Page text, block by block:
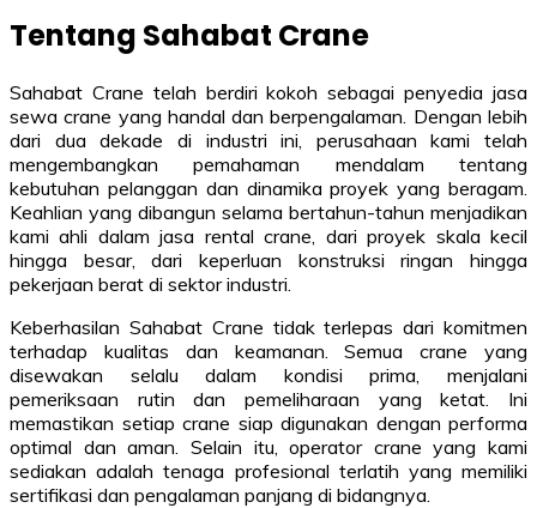
Tentang Sahabat Crane
Sahabat Crane telah berdiri kokoh sebagai penyedia jasa
sewa crane yang handal dan berpengalaman. Dengan lebih
dari dua dekade di industri ini, perusahaan kami telah
mengembangkan pemahaman mendalam tentang
kebutuhan pelanggan dan dinamika proyek yang beragam.
Keahlian yang dibangun selama bertahun-tahun menjadikan
kami ahli dalam jasa rental crane, dari proyek skala kecil
hingga besar, dari keperluan konstruksi ringan hingga
pekerjaan berat di sektor industri.
Keberhasilan Sahabat Crane tidak terlepas dari komitmen
terhadap kualitas dan keamanan. Semua crane yang
disewakan selalu dalam kondisi prima, menjalani
pemeriksaan rutin dan pemeliharaan yang ketat. Ini
memastikan setiap crane siap digunakan dengan performa
optimal dan aman. Selain itu, operator crane yang kami
sediakan adalah tenaga profesional terlatih yang memiliki
sertifikasi dan pengalaman panjang di bidangnya.